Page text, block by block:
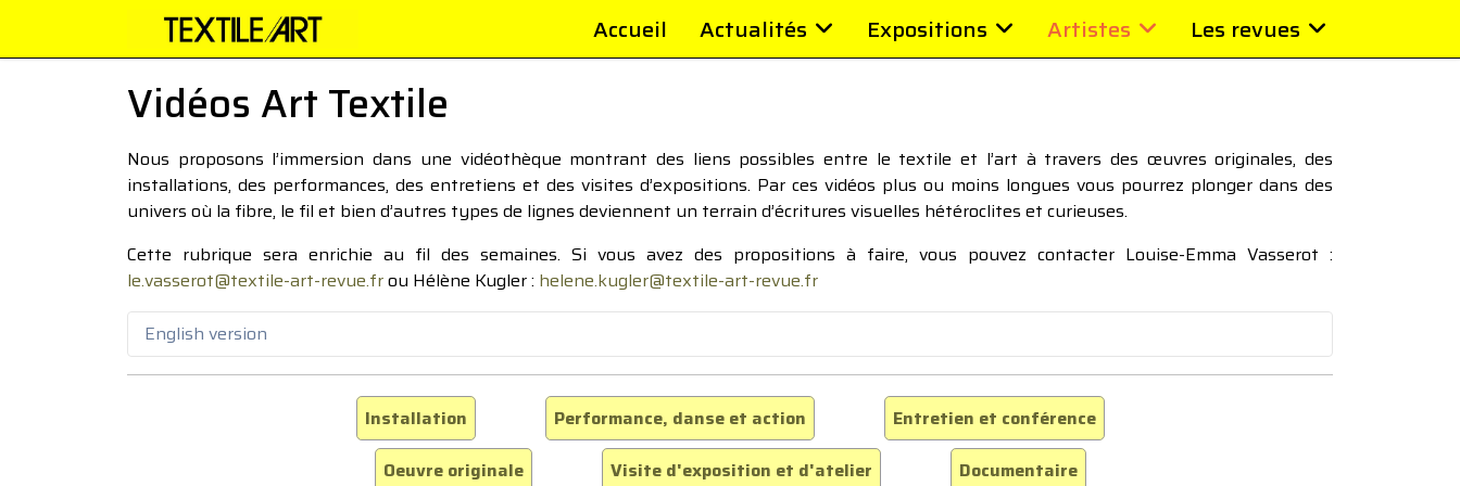
Accueil Actualités Expositions Artistes Les revues
Vidéos Art Textile
Nous proposons l’immersion dans une vidéothèque montrant des liens possibles entre le textile et l’art à travers des œuvres originales, des
installations, des performances, des entretiens et des visites d’expositions. Par ces vidéos plus ou moins longues vous pourrez plonger dans des
univers où la fibre, le fil et bien d’autres types de lignes deviennent un terrain d’écritures visuelles hétéroclites et curieuses.
Cette rubrique sera enrichie au fil des semaines. Si vous avez des propositions à faire, vous pouvez contacter Louise-Emma Vasserot :
le.vasserot@textile-art-revue.frou Hélène Kugler : helene.kugler@textile-art-revue.fr
English version
Installation Performance, danse et action
Entretien et conférence
Oeuvre originale
Visite d'exposition et d'atelier Documentaire